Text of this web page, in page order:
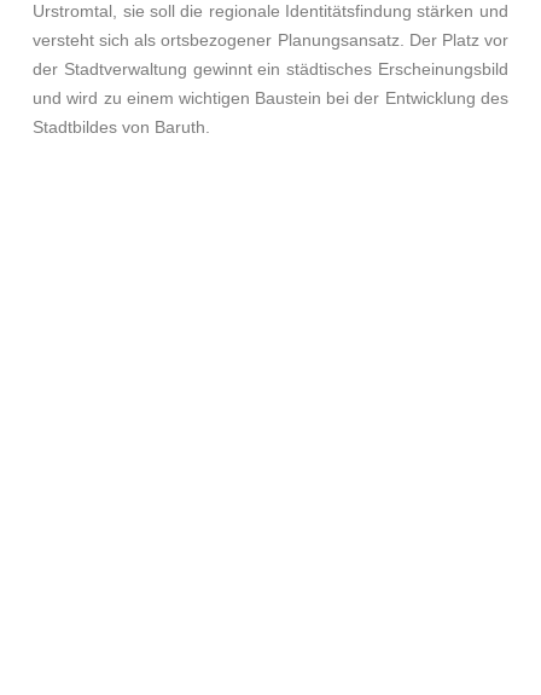
Urstromtal, sie soll die regionale Identitätsfindung stärken und
versteht sich als ortsbezogener Planungsansatz. Der Platz vor
der Stadtverwaltung gewinnt ein städtisches Erscheinungsbild
und wird zu einem wichtigen Baustein bei der Entwicklung des
Stadtbildes von Baruth.